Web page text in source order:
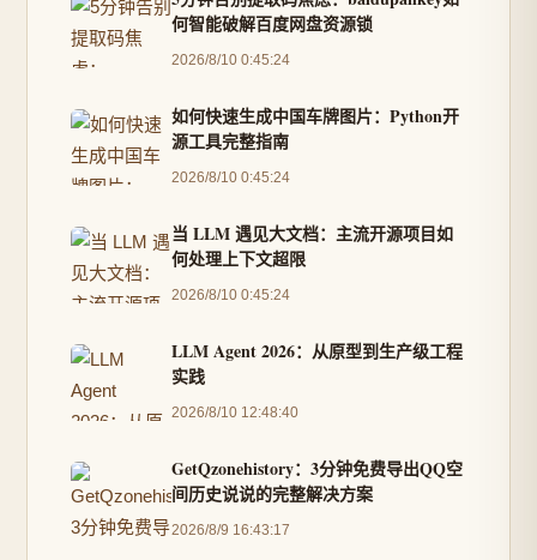
何智能破解百度网盘资源锁
2026/8/10 0:45:24
如何快速生成中国车牌图片：Python开
源工具完整指南
2026/8/10 0:45:24
当 LLM 遇见大文档：主流开源项目如
何处理上下文超限
2026/8/10 0:45:24
LLM Agent 2026：从原型到生产级工程
实践
2026/8/10 12:48:40
GetQzonehistory：3分钟免费导出QQ空
间历史说说的完整解决方案
2026/8/9 16:43:17